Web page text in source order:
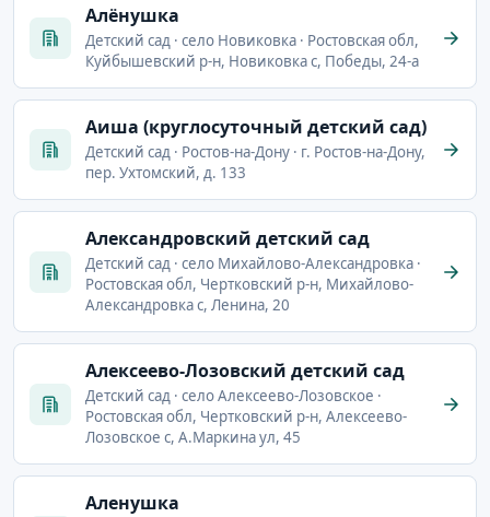
Aлёнушка
Детский сад · село Новиковка · Ростовская обл,
Куйбышевский р-н, Новиковка с, Победы, 24-а
Аиша (круглосуточный детский сад)
Детский сад · Ростов-на-Дону · г. Ростов-на-Дону,
пер. Ухтомский, д. 133
Александровский детский сад
Детский сад · село Михайлово-Александровка ·
Ростовская обл, Чертковский р-н, Михайлово-
Александровка с, Ленина, 20
Алексеево-Лозовский детский сад
Детский сад · село Алексеево-Лозовское ·
Ростовская обл, Чертковский р-н, Алексеево-
Лозовское с, А.Маркина ул, 45
Аленушка